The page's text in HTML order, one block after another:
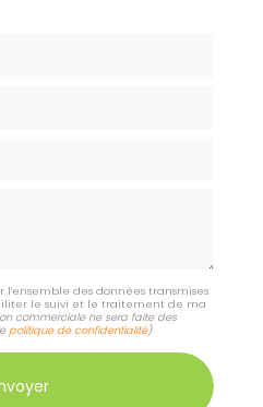
l'ensemble des données transmises
le suivi et le traitement de ma
commerciale ne sera faite des
politique de confidentialité)